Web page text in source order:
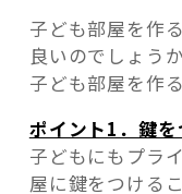
子ども部屋を作
良いのでしょうか
子ども部屋を作
ポイント1．鍵を
子どもにもプラ
屋に鍵をつける